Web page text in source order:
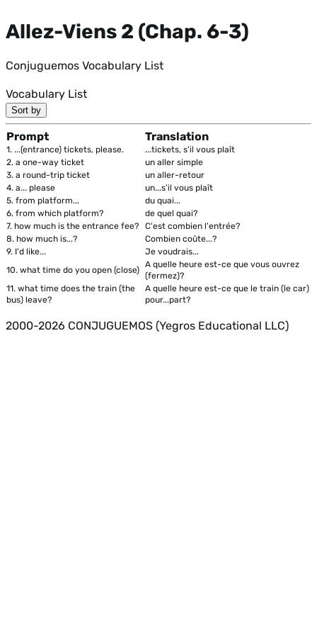
Allez-Viens 2 (Chap. 6-3)
Conjuguemos Vocabulary List
Vocabulary List
Sort by
Prompt Translation
1. ...(entrance) tickets, please.
...tickets, s'il vous plaît
2. a one-way ticket
un aller simple
3. a round-trip ticket
un aller-retour
4. a... please
un...s'il vous plaît
5. from platform...
du quai...
6. from which platform?
de quel quai?
7. how much is the entrance fee?
C'est combien l'entrée?
8. how much is...?
Combien coûte...?
9. I'd like...
Je voudrais...
10. what time do you open (close)
A quelle heure est-ce que vous ouvrez
(fermez)?
11. what time does the train (the
bus) leave?
A quelle heure est-ce que le train (le car)
pour...part?
2000-2026 CONJUGUEMOS (Yegros Educational LLC)